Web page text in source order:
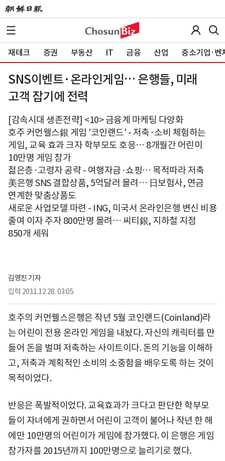
재테크 증권 부동산 IT 금융 산업 중소기업·벤
SNS이벤트·온라인게임… 은행들, 미래
고객 잡기에 전력
[감속시대 생존전략] <10> 금융계 마케팅 다양화
호주 커먼웰스銀 게임 '코인랜드' - 저축·소비 체험하는
게임, 교육 효과 크자 학부모도 호응… 8개월간 어린이
10만명 게임 참가
젊은층·고령자 공략 - 여행자금·쇼핑… 목적따라 저축
美은행 SNS 결합상품, 5억달러 몰려… 日보험사, 연금
연계한 맞춤상품도
새로운 사업모델 마련 - ING, 미국서 온라인은행 변신 비용
줄여 이자 주자 800만명 몰려… 씨티銀, 지하철 지점
850개 세워
김영진 기자
입력 2011.12.28. 03:05
호주의 커먼웰스은행은 작년 5월 코인랜드(Coinland)라
는 어린이 전용 온라인 게임을 내놨다. 자신의 캐릭터를 만
들어 돈을 벌며 저축하는 사이트이다. 돈의 기능을 이해하
고, 저축과 계획적인 소비의 소중함을 배우도록 하는 것이
목적이었다.
반응은 폭발적이었다. 교육효과가 크다고 판단한 학부모
들이 자녀에게 권하면서 어린이 고객이 불어나 작년 한 해
에만 10만명의 어린이가 게임에 참가했다. 이 은행은 게임
참가자를 2015년까지 100만명으로 늘리기로 했다.